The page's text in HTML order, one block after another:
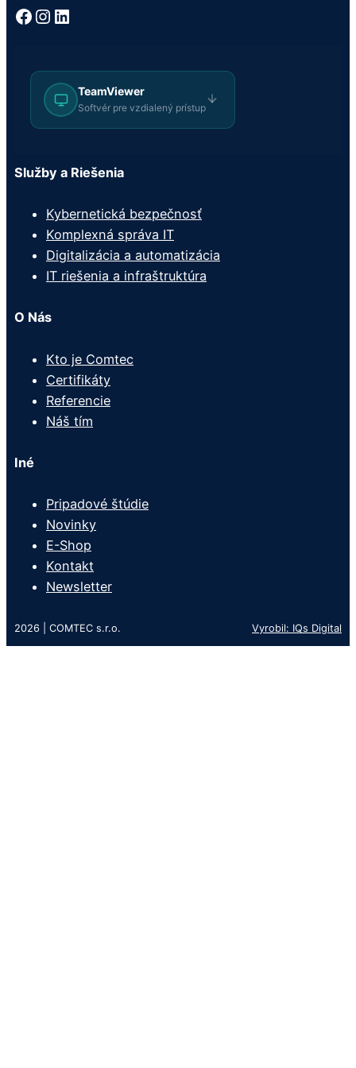
Facebook Instagram LinkedIn
TeamViewer
Softvér pre vzdialený prístup
Služby a Riešenia
Kybernetická bezpečnosť
Komplexná správa IT
Digitalizácia a automatizácia
IT riešenia a infraštruktúra
O Nás
Kto je Comtec
Certifikáty
Referencie
Náš tím
Iné
Pripadové štúdie
Novinky
E-Shop
Kontakt
Newsletter
2026 | COMTEC s.r.o. Vyrobil: IQs Digital